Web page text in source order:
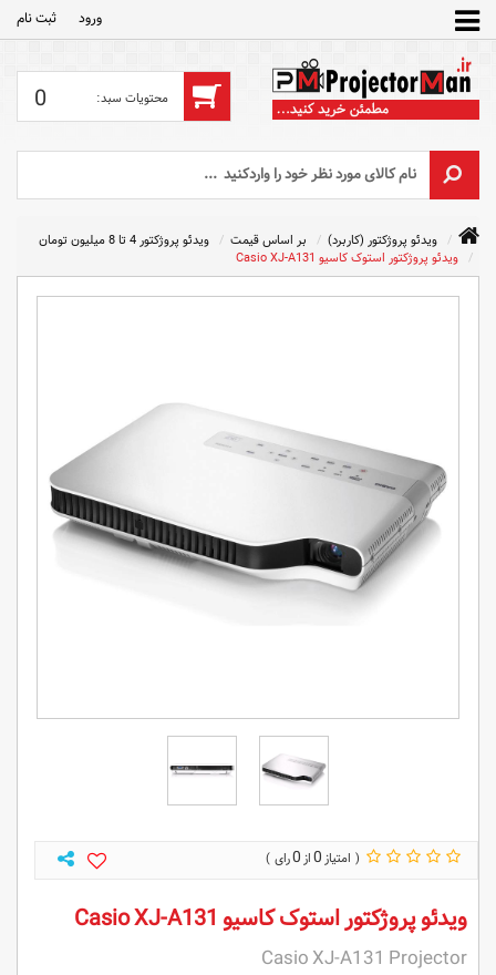
ورود ثبت‌ نام
0
ویدئو پروژکتور (کاربرد) بر اساس قیمت
ویدئو پروژکتور 4 تا 8 میلیون تومان
ویدئو پروژکتور استوک کاسیو Casio XJ-A131
0
0
ویدئو پروژکتور استوک کاسیو Casio XJ-A131
Casio XJ-A131 Projector